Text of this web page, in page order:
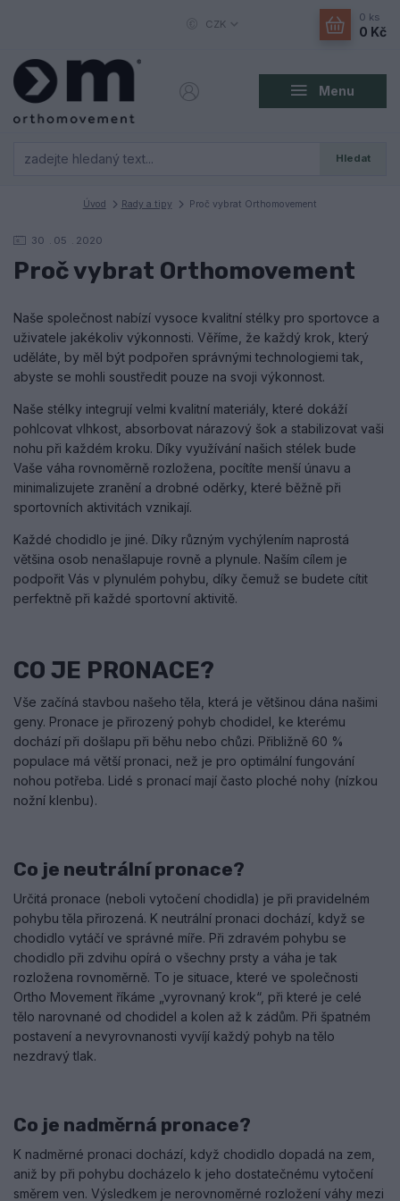
Menu
CZK
Hledat
0 ks
0 Kč
Úvod Rady a tipy Proč vybrat Orthomovement
30 05 2020
Proč vybrat Orthomovement
Naše společnost nabízí vysoce kvalitní stélky pro sportovce a
uživatele jakékoliv výkonnosti. Věříme, že každý krok, který
uděláte, by měl být podpořen správnými technologiemi tak,
abyste se mohli soustředit pouze na svoji výkonnost.
Naše stélky integrují velmi kvalitní materiály, které dokáží
pohlcovat vlhkost, absorbovat nárazový šok a stabilizovat vaši
nohu při každém kroku. Díky využívání našich stélek bude
Vaše váha rovnoměrně rozložena, pocítíte menší únavu a
minimalizujete zranění a drobné oděrky, které běžně při
sportovních aktivitách vznikají.
Každé chodidlo je jiné. Díky různým vychýlením naprostá
většina osob nenašlapuje rovně a plynule. Naším cílem je
podpořit Vás v plynulém pohybu, díky čemuž se budete cítit
perfektně při každé sportovní aktivitě.
CO JE PRONACE?
Vše začíná stavbou našeho těla, která je většinou dána našimi
geny. Pronace je přirozený pohyb chodidel, ke kterému
dochází při došlapu při běhu nebo chůzi. Přibližně 60 %
populace má větší pronaci, než je pro optimální fungování
nohou potřeba. Lidé s pronací mají často ploché nohy (nízkou
nožní klenbu).
Co je neutrální pronace?
Určitá pronace (neboli vytočení chodidla) je při pravidelném
pohybu těla přirozená. K neutrální pronaci dochází, když se
chodidlo vytáčí ve správné míře. Při zdravém pohybu se
chodidlo při zdvihu opírá o všechny prsty a váha je tak
rozložena rovnoměrně. To je situace, které ve společnosti
Ortho Movement říkáme „vyrovnaný krok“, při které je celé
tělo narovnané od chodidel a kolen až k zádům. Při špatném
postavení a nevyrovnanosti vyvíjí každý pohyb na tělo
nezdravý tlak.
Co je nadměrná pronace?
K nadměrné pronaci dochází, když chodidlo dopadá na zem,
aniž by při pohybu docházelo k jeho dostatečnému vytočení
směrem ven. Výsledkem je nerovnoměrné rozložení váhy mezi